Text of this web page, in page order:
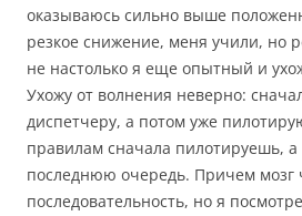
оказываюсь сильно выше
резкое снижение, меня учили, но
не настолько я еще опытный и
Ухожу от волнения неверно:
диспетчеру, а потом уже
правилам сначала пилотируешь,
последнюю очередь. Причем мозг
последовательность, но я